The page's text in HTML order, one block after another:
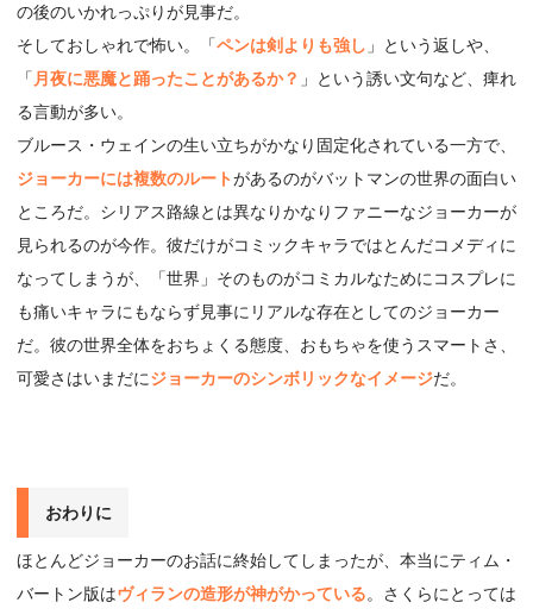
の後のいかれっぷりが見事だ。
そしておしゃれで怖い。「ペンは剣よりも強し 」という返しや、
「 月夜に悪魔と踊ったことがあるか？ 」という誘い文句など、痺れ
る言動が多い。
ブルース・ウェインの生い立ちがかなり固定化されている一方で、
ジョーカーには複数のルートがあるのがバットマンの世界の面白い
ところだ。シリアス路線とは異なりかなりファニーなジョーカーが
見られるのが今作。彼だけがコミックキャラではとんだコメディに
なってしまうが、「世界」そのものがコミカルなためにコスプレに
も痛いキャラにもならず見事にリアルな存在としてのジョーカー
だ。彼の世界全体をおちょくる態度、おもちゃを使うスマートさ、
可愛さはいまだにジョーカーのシンボリックなイメージだ。
おわりに
ほとんどジョーカーのお話に終始してしまったが、本当にティム・
バートン版はヴィランの造形が神がかっている。さくらにとっては